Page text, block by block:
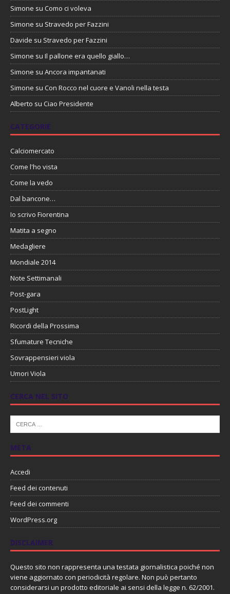
Simone su Como ci voleva
Simone su Stravedo per Fazzini
Davide su Stravedo per Fazzini
Simone su Il pallone era quello giallo…
Simone su Ancora impantanati
Simone su Con Rocco nel cuore e Vanoli nella testa
Alberto su Ciao Presidente
CATEGORIE
Calciomercato
Come l'ho vista
Come la vedo
Dal bancone…
Io scrivo Fiorentina
Matita a segno
Medagliere
Mondiale 2014
Note Settimanali
Post-gara
PostLight
Ricordi della Prossima
Sfumature Tecniche
Sovrappensieri viola
Umori Viola
CERCA NEL SITO
META
Accedi
Feed dei contenuti
Feed dei commenti
WordPress.org
DISCLAIMER
Questo sito non rappresenta una testata giornalistica poiché non
viene aggiornato con periodicità regolare. Non può pertanto
considerarsi un prodotto editoriale ai sensi della legge n. 62/2001.